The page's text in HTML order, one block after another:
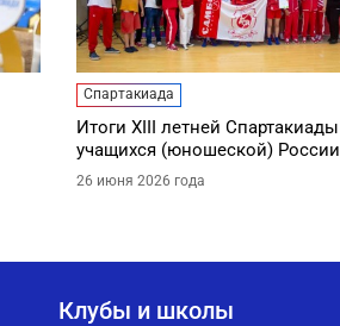
Спартакиада
Итоги XIII летней Спартакиады
учащихся (юношеской) России
26 июня 2026 года
Клубы и школы